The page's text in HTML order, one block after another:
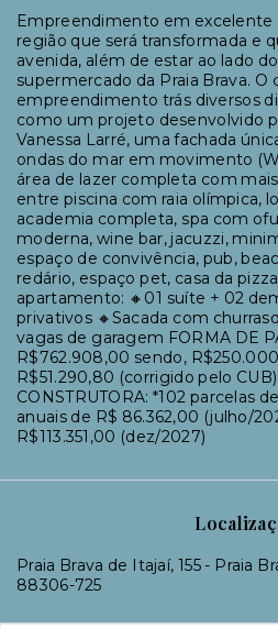
Empreendimento em excelente
região que será transformada e
avenida, além de estar ao lado
supermercado da Praia Brava. O
empreendimento trás diversos
como um projeto desenvolvido
Vanessa Larré, uma fachada
ondas do mar em movimento
área de lazer completa com
entre piscina com raia olímpica,
academia completa, spa com
moderna, wine bar, jacuzzi,
espaço de convivência, pub,
redário, espaço pet, casa da
apartamento: 🔸01 suíte + 02
privativos 🔸Sacada com
vagas de garagem FORMA DE
R$762.908,00 sendo,
R$51.290,80 (corrigido pelo
CONSTRUTORA: *102 parcelas
anuais de R$ 86.362,00 (julho/
R$113.351,00 (dez/2027)
Praia Brava de Itajaí, 155 - Praia
88306-725